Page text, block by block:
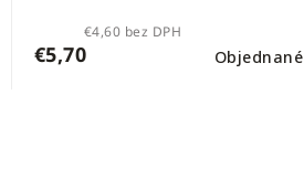
Objednané
€4,60 bez DPH
€5,70